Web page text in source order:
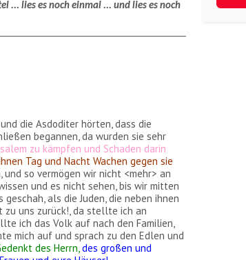
... lies es noch einmal ... und lies es noch
die Asdoditer hörten, dass die
begannen, da wurden sie sehr
zu kämpfen und Schaden darin
Tag und Nacht Wachen gegen sie
so vermögen wir nicht <mehr> an
und es nicht sehen, bis wir mitten
als die Juden, die neben ihnen
zu uns zurück!, da stellte ich an
ich das Volk auf nach den Familien,
mich auf und sprach zu den Edlen und
des Herrn, des großen und